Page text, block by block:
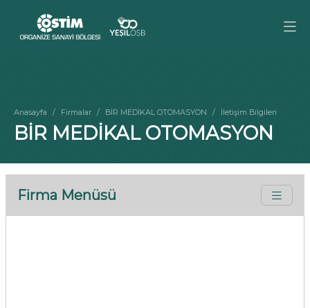
Anasayfa Firmalar BİR MEDİKAL OTOMASYON İletişim Bilgileri
BİR MEDİKAL OTOMASYON
Firma Menüsü